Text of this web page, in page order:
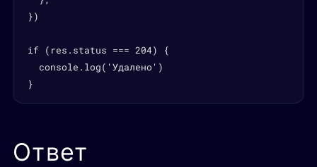
})
if (res.status === 204) {
  console.log('Удалено')
}
Ответ